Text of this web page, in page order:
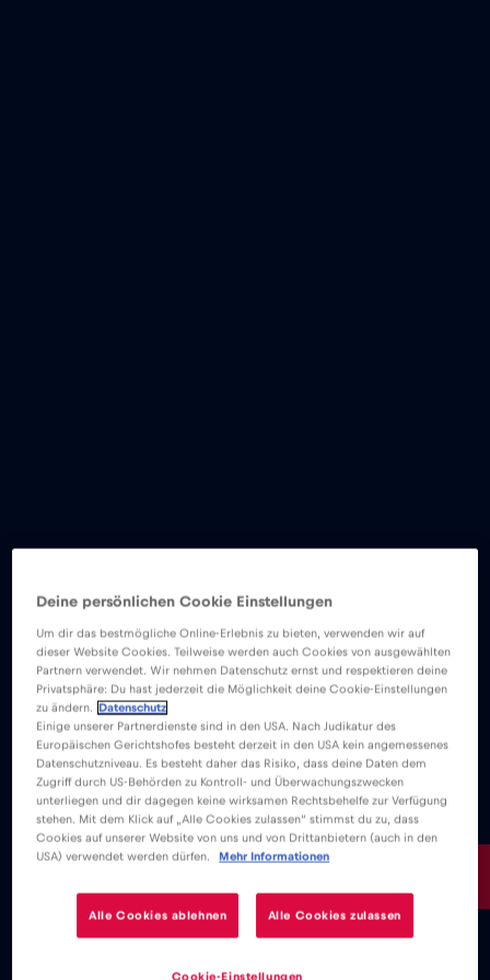
Deine persönlichen Cookie Einstellungen
Um dir das bestmögliche Online-Erlebnis zu bieten, verwenden wir auf
dieser Website Cookies. Teilweise werden auch Cookies von ausgewählten
Partnern verwendet. Wir nehmen Datenschutz ernst und respektieren deine
Privatsphäre: Du hast jederzeit die Möglichkeit deine Cookie-Einstellungen
zu ändern.
Datenschutz
Einige unserer Partnerdienste sind in den USA. Nach Judikatur des
Europäischen Gerichtshofes besteht derzeit in den USA kein angemessenes
Datenschutzniveau. Es besteht daher das Risiko, dass deine Daten dem
Zugriff durch US-Behörden zu Kontroll- und Überwachungszwecken
unterliegen und dir dagegen keine wirksamen Rechtsbehelfe zur Verfügung
stehen. Mit dem Klick auf „Alle Cookies zulassen“ stimmst du zu, dass
Cookies auf unserer Website von uns und von Drittanbietern (auch in den
USA) verwendet werden dürfen.
Mehr Informationen
Alle Cookies ablehnen Alle Cookies zulassen
Cookie-Einstellungen